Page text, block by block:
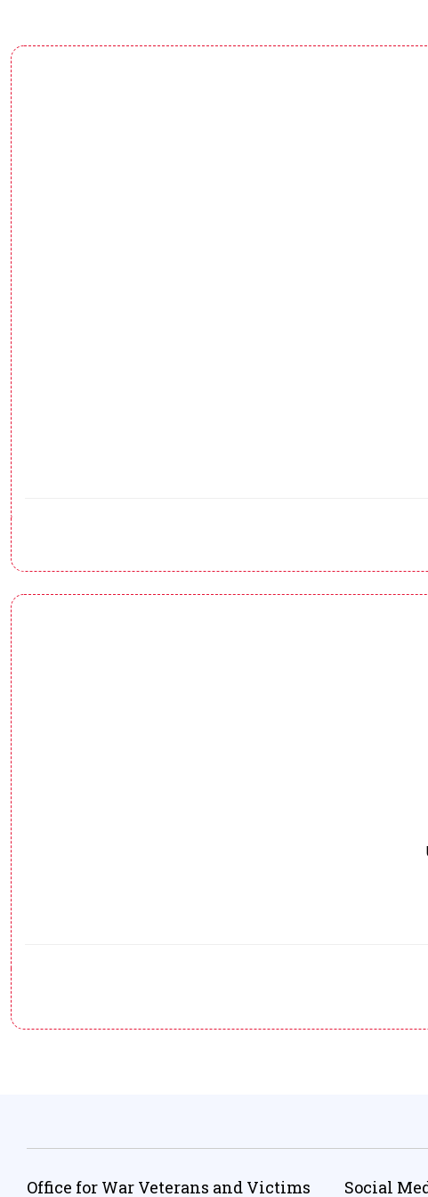
Office for War Veterans and Victims Social